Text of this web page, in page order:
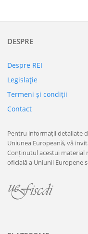
DESPRE
Despre REI
Legislaţie
Termeni şi condiţii
Contact
Pentru informații detaliate
Uniunea Europeană, vă
Conținutul acestui material
oficială a Uniunii Europene